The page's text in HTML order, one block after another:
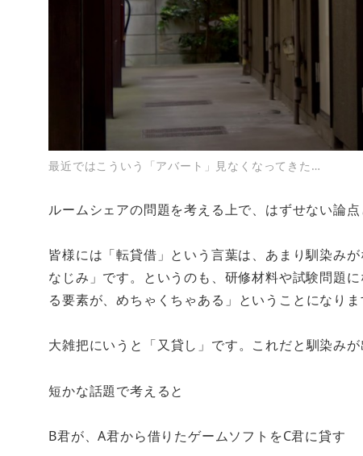
最近ではこういう「アバート」見なくなってきた…
ルームシェアの問題を考える上で、はずせない論点
皆様には「転貸借」という言葉は、あまり馴染み
なじみ」です。というのも、研修材料や試験問題
る要素が、めちゃくちゃある」 ということになりま
大雑把にいうと 「又貸し」 です。これだと馴染み
短かな話題で考えると
B君が、A君から借りたゲームソフトをC君に貸す